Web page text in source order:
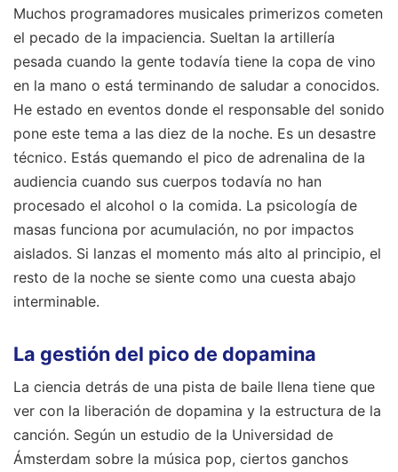
Muchos programadores musicales primerizos cometen
el pecado de la impaciencia. Sueltan la artillería
pesada cuando la gente todavía tiene la copa de vino
en la mano o está terminando de saludar a conocidos.
He estado en eventos donde el responsable del sonido
pone este tema a las diez de la noche. Es un desastre
técnico. Estás quemando el pico de adrenalina de la
audiencia cuando sus cuerpos todavía no han
procesado el alcohol o la comida. La psicología de
masas funciona por acumulación, no por impactos
aislados. Si lanzas el momento más alto al principio, el
resto de la noche se siente como una cuesta abajo
interminable.
La gestión del pico de dopamina
La ciencia detrás de una pista de baile llena tiene que
ver con la liberación de dopamina y la estructura de la
canción. Según un estudio de la Universidad de
Ámsterdam sobre la música pop, ciertos ganchos